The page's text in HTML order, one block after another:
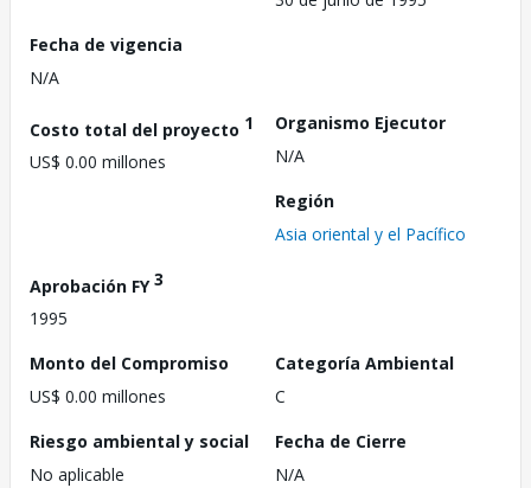
Fecha de vigencia
N/A
Costo total del proyecto 1
US$ 0.00 millones
Organismo Ejecutor
N/A
Región
Asia oriental y el Pacífico
Aprobación FY3
1995
Monto del Compromiso
US$ 0.00 millones
Categoría Ambiental
C
Riesgo ambiental y social
No aplicable
Fecha de Cierre
N/A